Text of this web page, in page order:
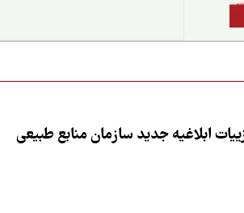
ابلاغیه جدید سازمان منابع طبیعی